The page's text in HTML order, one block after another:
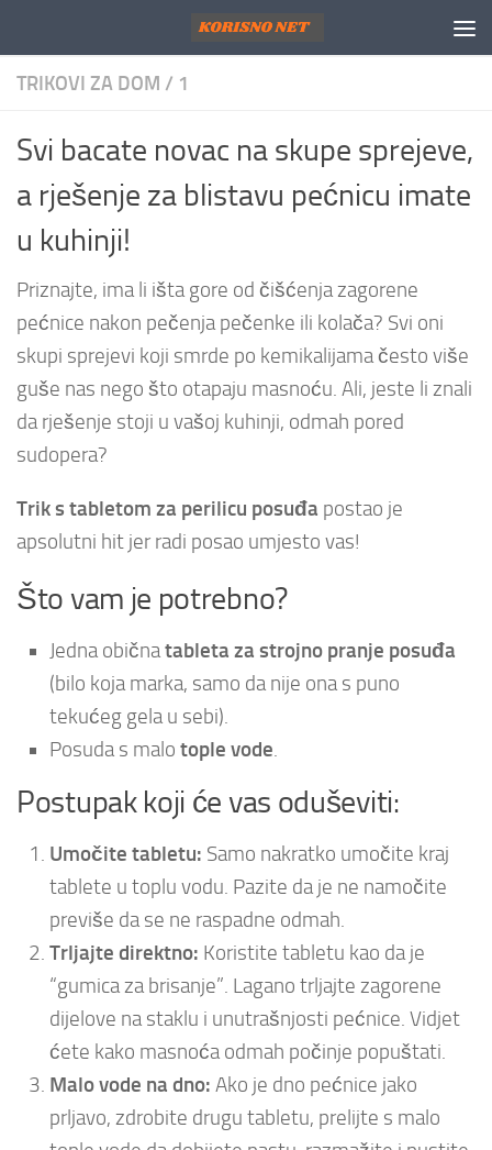
TRIKOVI ZA DOM / 1
Svi bacate novac na skupe sprejeve,
a rješenje za blistavu pećnicu imate
u kuhinji!
Priznajte, ima li išta gore od čišćenja zagorene
pećnice nakon pečenja pečenke ili kolača? Svi oni
skupi sprejevi koji smrde po kemikalijama često više
guše nas nego što otapaju masnoću. Ali, jeste li znali
da rješenje stoji u vašoj kuhinji, odmah pored
sudopera?
Trik s tabletom za perilicu posuđa postao je
apsolutni hit jer radi posao umjesto vas!
Što vam je potrebno?
Jedna običnatableta za strojno pranje posuđa
(bilo koja marka, samo da nije ona s puno
tekućeg gela u sebi).
Posuda s malo tople vode.
Postupak koji će vas oduševiti:
Umočite tabletu: Samo nakratko umočite kraj
tablete u toplu vodu. Pazite da je ne namočite
previše da se ne raspadne odmah.
Trljajte direktno: Koristite tabletu kao da je
“gumica za brisanje”. Lagano trljajte zagorene
dijelove na staklu i unutrašnjosti pećnice. Vidjet
ćete kako masnoća odmah počinje popuštati.
Malo vode na dno: Ako je dno pećnice jako
prljavo, zdrobite drugu tabletu, prelijte s malo